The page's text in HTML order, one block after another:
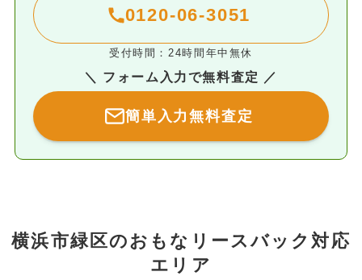
0120-06-3051
受付時間：24時間年中無休
＼ フォーム入力で無料査定 ／
簡単入力無料査定
横浜市緑区のおもなリースバック対応
エリア